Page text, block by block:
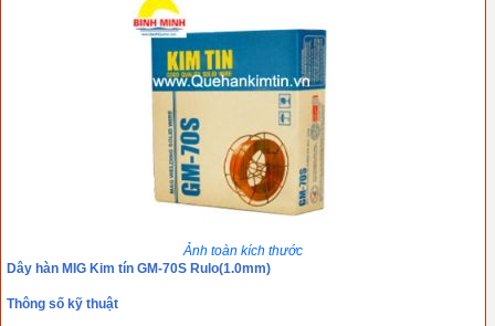
Ảnh toàn kích thước
Dây hàn MIG Kim tín GM-70S Rulo(1.0mm)
Thông số kỹ thuật